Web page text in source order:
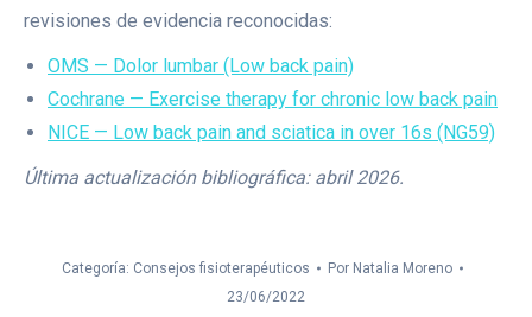
revisiones de evidencia reconocidas:
OMS — Dolor lumbar (Low back pain)
Cochrane — Exercise therapy for chronic low back pain
NICE — Low back pain and sciatica in over 16s (NG59)
Última actualización bibliográfica: abril 2026.
Categoría: Consejos fisioterapéuticos Por Natalia Moreno
23/06/2022